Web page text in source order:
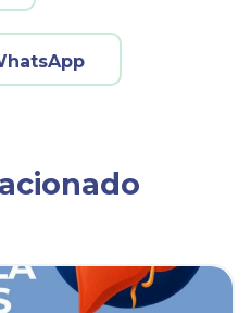
Ver noticia